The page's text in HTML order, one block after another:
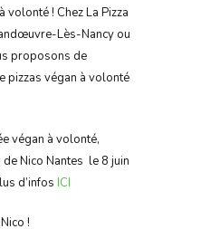
volonté ! Chez La Pizza
Lès-Nancy ou
proposons de
pizzas végan à volonté
végan à volonté,
de Nico Nantes le 8 juin
d’infos ICI
!